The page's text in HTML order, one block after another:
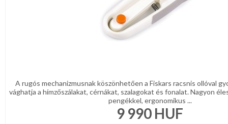
A rugós mechanizmusnak köszönhetően a Fiskars racsnis ollóval
vághatja a hímzőszálakat, cérnákat, szalagokat és fonalat. Nagyon
pengékkel, ergonomikus ...
9 990 HUF